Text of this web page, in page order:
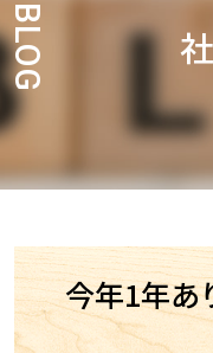
BLOG
今年1年あ